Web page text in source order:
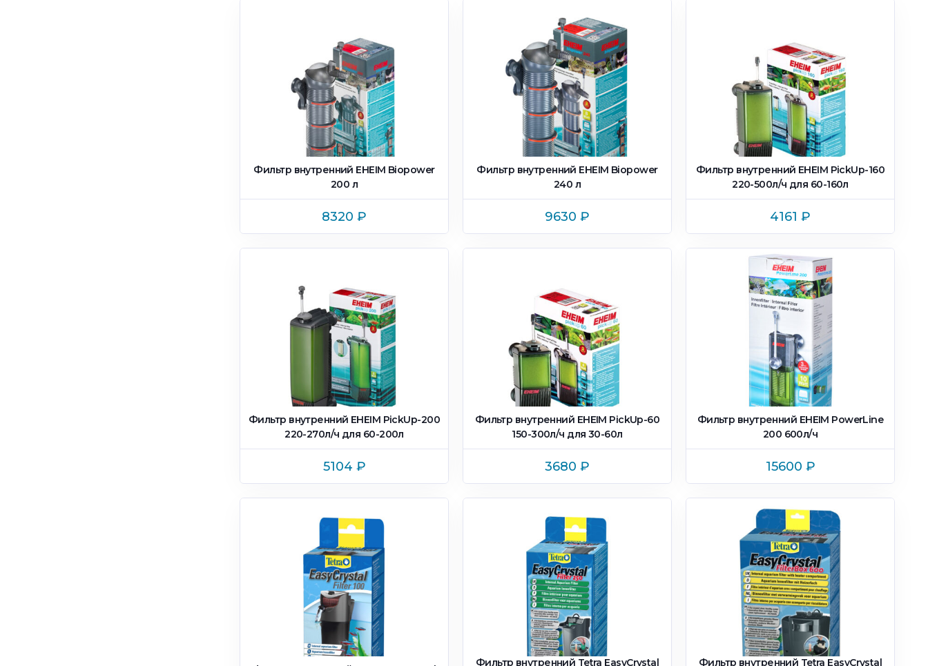
Фильтр внутренний EHEIM Biopower
200 л
8320 ₽
Фильтр внутренний EHEIM Biopower
240 л
9630 ₽
Фильтр внутренний EHEIM PickUp-160
220-500л/ч для 60-160л
4161 ₽
Фильтр внутренний EHEIM PickUp-200
220-270л/ч для 60-200л
5104 ₽
Фильтр внутренний EHEIM PickUp-60
150-300л/ч для 30-60л
3680 ₽
Фильтр внутренний EHEIM PowerLine
200 600л/ч
15600 ₽
Фильтр внутренний Tetra EasyCrystal Фильтр внутренний Tetra EasyCrystal